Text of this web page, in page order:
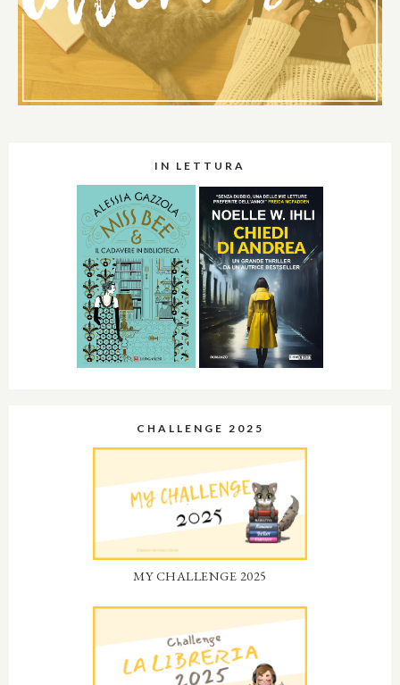
IN LETTURA
CHALLENGE 2025
MY CHALLENGE 2025